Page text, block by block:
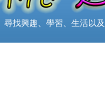
尋找興趣、學習、生活以